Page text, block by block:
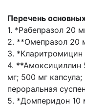
Перечень
1. *Рабепразол 20
2. **Омепразол 20
3. *Кларитромицин
4. **Амоксициллин
мг; 500 мг
пероральная
5. *Домперидон 10